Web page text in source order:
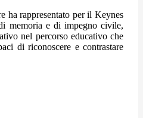
ha rappresentato per il Keynes
memoria e di impegno civile,
nel percorso educativo che
di riconoscere e contrastare